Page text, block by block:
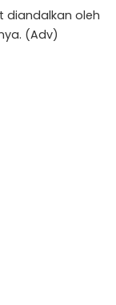
diandalkan oleh
(Adv)